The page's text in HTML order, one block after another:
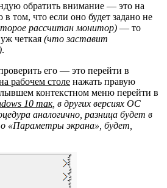
обратить внимание — это на
в том, что если оно будет задано не
рассчитан монитор) — то
четкая (что заставит
.
его — это перейти в
рабочем столе нажать правую
контекстном меню перейти в
10 так, в других версиях ОС
аналогично, разница будет в
«Параметры экрана», будет,